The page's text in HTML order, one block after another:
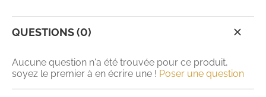
QUESTIONS (0)
Aucune question n'a été trouvée pour ce produit,
soyez le premier à en écrire une ! Poser une question